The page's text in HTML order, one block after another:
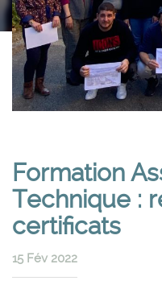
Formation
Technique :
certificats
15 Fév 2022